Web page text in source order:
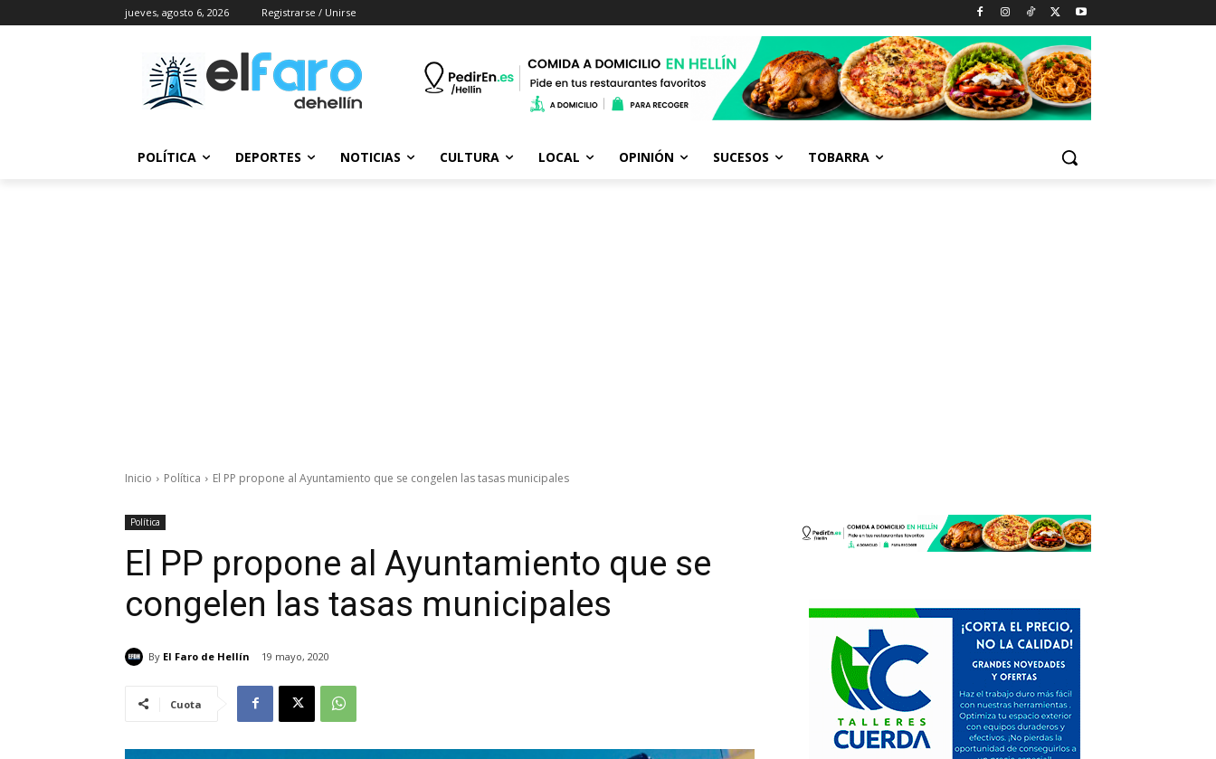
jueves, agosto 6, 2026 Registrarse / Unirse
POLÍTICA DEPORTES NOTICIAS CULTURA LOCAL OPINIÓN SUCESOS TOBARRA
Inicio Política El PP propone al Ayuntamiento que se congelen las tasas municipales
Política
El PP propone al Ayuntamiento que se
congelen las tasas municipales
By El Faro de Hellín 19 mayo, 2020
Cuota